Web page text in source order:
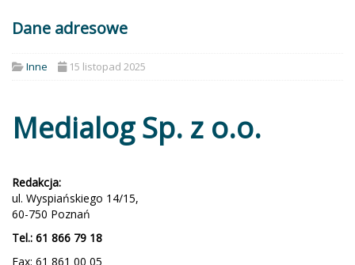
Dane adresowe
Inne 15 listopad 2025
Medialog Sp. z o.o.
Redakcja:
ul. Wyspiańskiego 14/15,
60-750 Poznań
Tel.: 61 866 79 18
Fax: 61 861 00 05